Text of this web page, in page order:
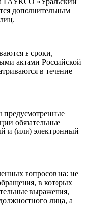
посещения
ГАУКСО
данных
данных
возрастной
дополнительным
в сроки,
актами Российской
в течение
предусмотренные
обязательные
и (или) электронный
вопросов на: не
в которых
выражения,
лица, а